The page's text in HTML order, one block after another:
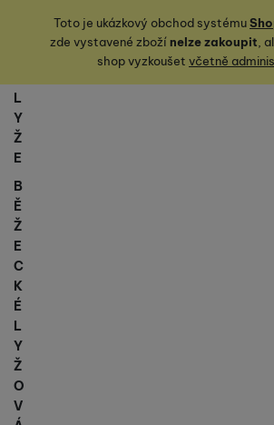
Toto je ukázkový obchod systému
zde vystavené zbožínelze zakoupit,
shop vyzkoušet včetně
L
Y
Ž
E
B
Ě
Ž
E
C
K
É
L
Y
Ž
O
V